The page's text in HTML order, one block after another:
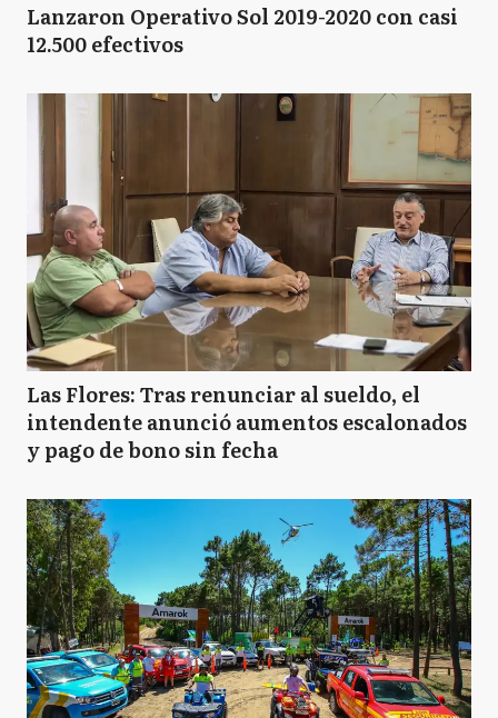
Lanzaron Operativo Sol 2019-2020 con casi
12.500 efectivos
Las Flores: Tras renunciar al sueldo, el
intendente anunció aumentos escalonados
y pago de bono sin fecha